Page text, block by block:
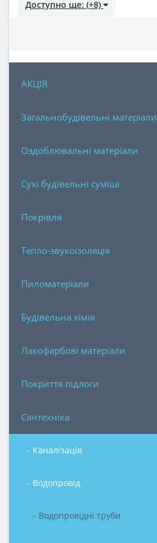
Доступно ще: (+8)
АКЦІЯ
Загальнобудівельні матеріали
Оздоблювальні матеріали
Сухі будівельні суміші
Покрівля
Тепло-звукоізоляція
Пиломатеріали
Будівельна хімія
Лакофарбові матеріали
Покриття підлоги
Сантехніка
- Каналізація
- Водопровід
- Водопровідні труби